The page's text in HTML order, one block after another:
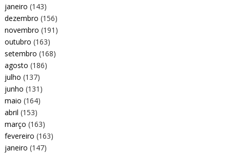
janeiro (143)
dezembro (156)
novembro (191)
outubro (163)
setembro (168)
agosto (186)
julho (137)
junho (131)
maio (164)
abril (153)
março (163)
fevereiro (163)
janeiro (147)